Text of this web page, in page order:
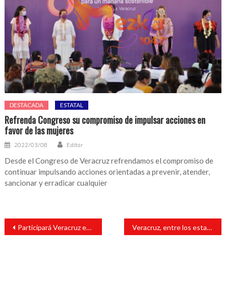
DESTACADA ESTATAL
Refrenda Congreso su compromiso de impulsar acciones en
favor de las mujeres
2022/03/08 Editor
Desde el Congreso de Veracruz refrendamos el compromiso de
continuar impulsando acciones orientadas a prevenir, atender,
sancionar y erradicar cualquier
Navegación
entradas
Participará Veracruz en festival Alas por la Tradición, en Jalisco Veracruz, entre los estados sin fármacos para VIH